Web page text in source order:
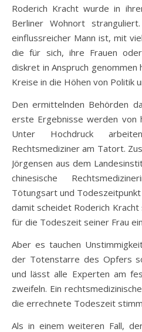
Roderich Kracht wurde in
Berliner Wohnort
einflussreicher Mann ist, mit
die für sich, ihre Frauen
diskret in Anspruch genommen
Kreise in die Höhen von Politik
Den ermittelnden Behörden
erste Ergebnisse werden von
Unter Hochdruck
Rechtsmediziner am Tatort.
Jörgensen aus dem
chinesische
Tötungsart und
damit scheidet Roderich
für die Todeszeit seiner Frau
Aber es tauchen
der Totenstarre des Opfers
und lässt alle Experten am
zweifeln. Ein
die errechnete Todeszeit
Als in einem weiteren Fall,